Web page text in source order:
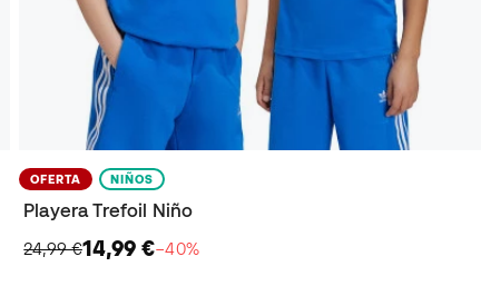
OFERTA NIÑOS
Playera Trefoil Niño
24,99 €14,99 €−40%